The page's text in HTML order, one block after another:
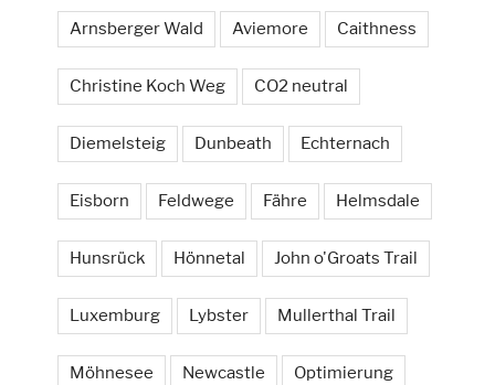
Arnsberger Wald Aviemore Caithness
Christine Koch Weg CO2 neutral
Diemelsteig Dunbeath Echternach
Eisborn Feldwege Fähre Helmsdale
Hunsrück Hönnetal John o'Groats Trail
Luxemburg Lybster Mullerthal Trail
Möhnesee Newcastle Optimierung